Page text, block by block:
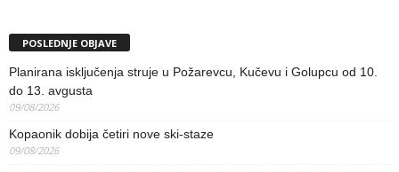
POSLEDNJE OBJAVE
Planirana isključenja struje u Požarevcu, Kučevu i Golupcu od 10.
do 13. avgusta
09/08/2026
Kopaonik dobija četiri nove ski-staze
09/08/2026